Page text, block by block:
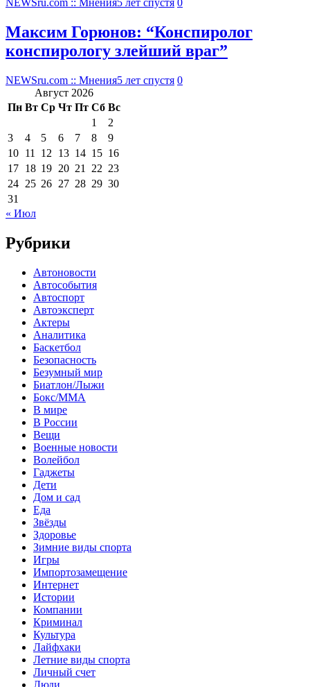
NEWSru.com :: Мнения5 лет спустя 0
Максим Горюнов: “Конспиролог
конспирологу злейший враг”
NEWSru.com :: Мнения5 лет спустя 0
Август 2026
Пн Вт Ср Чт Пт Сб Вс
1
2
3
4 5 6 7 8
9
10 11 12 13 14 15 16
17 18 19 20 21 22 23
24 25 26 27 28 29 30
31
« Июл
Рубрики
Автоновости
Автособытия
Автоспорт
Автоэксперт
Актеры
Аналитика
Баскетбол
Безопасность
Безумный мир
Биатлон/Лыжи
Бокс/MMA
В мире
В России
Вещи
Военные новости
Волейбол
Гаджеты
Дети
Дом и сад
Еда
Звёзды
Здоровье
Зимние виды спорта
Игры
Импортозамещение
Интернет
Истории
Компании
Криминал
Культура
Лайфхаки
Летние виды спорта
Личный счет
Люди